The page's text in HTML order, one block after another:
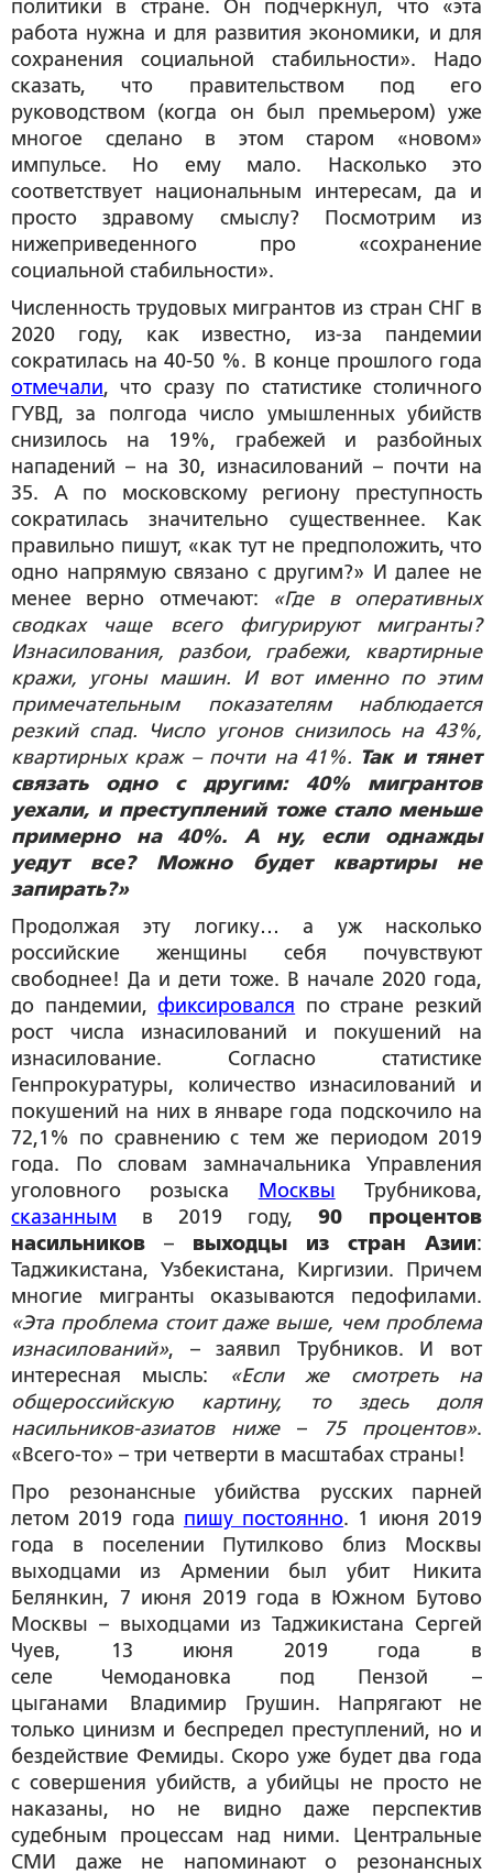
политики в стране. Он подчеркнул, что «эта
работа нужна и для развития экономики, и для
сохранения социальной стабильности». Надо
сказать, что правительством под его
руководством (когда он был премьером) уже
многое сделано в этом старом «новом»
импульсе. Но ему мало. Насколько это
соответствует национальным интересам, да и
просто здравому смыслу? Посмотрим из
нижеприведенного про «сохранение
социальной стабильности».
Численность трудовых мигрантов из стран СНГ в
2020 году, как известно, из-за пандемии
сократилась на 40-50 %. В конце прошлого года
отмечали, что сразу по статистике столичного
ГУВД, за полгода число умышленных убийств
снизилось на 19%, грабежей и разбойных
нападений – на 30, изнасилований – почти на
35. А по московскому региону преступность
сократилась значительно существеннее. Как
правильно пишут, «как тут не предположить, что
одно напрямую связано с другим?» И далее не
менее верно отмечают: «Где в оперативных
сводках чаще всего фигурируют мигранты?
Изнасилования, разбои, грабежи, квартирные
кражи, угоны машин. И вот именно по этим
примечательным показателям наблюдается
резкий спад. Число угонов снизилось на 43%,
квартирных краж – почти на 41%. Так и тянет
связать одно с другим: 40% мигрантов
уехали, и преступлений тоже стало меньше
примерно на 40%. А ну, если однажды
уедут все? Можно будет квартиры не
запирать?»
Продолжая эту логику… а уж насколько
российские женщины себя почувствуют
свободнее! Да и дети тоже. В начале 2020 года,
до пандемии,фиксировался по стране резкий
рост числа изнасилований и покушений на
изнасилование. Согласно статистике
Генпрокуратуры, количество изнасилований и
покушений на них в январе года подскочило на
72,1% по сравнению с тем же периодом 2019
года. По словам замначальника Управления
уголовного розыска Москвы Трубникова,
сказанным в 2019 году, 90 процентов
насильников – выходцы из стран Азии:
Таджикистана, Узбекистана, Киргизии. Причем
многие мигранты оказываются педофилами.
«Эта проблема стоит даже выше, чем проблема
изнасилований», – заявил Трубников. И вот
интересная мысль:
«Если же смотреть на
общероссийскую картину, то здесь доля
насильников-азиатов ниже –75 процентов».
«Всего-то» – три четверти в масштабах страны!
Про резонансные убийства русских парней
летом 2019 года пишу постоянно. 1 июня 2019
года в поселении Путилково близ Москвы
выходцами из Армении был убит Никита
Белянкин, 7 июня 2019 года в Южном Бутово
Москвы – выходцами из Таджикистана Сергей
Чуев, 13 июня 2019 года в
селе Чемодановка под Пензой –
цыганами Владимир Грушин. Напрягают не
только цинизм и беспредел преступлений, но и
бездействие Фемиды. Скоро уже будет два года
с совершения убийств, а убийцы не просто не
наказаны, но не видно даже перспектив
судебным процессам над ними. Центральные
СМИ даже не напоминают о резонансных